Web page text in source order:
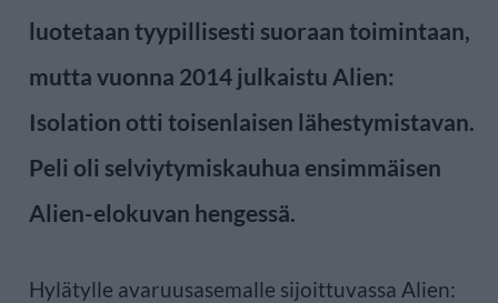
luotetaan tyypillisesti suoraan toimintaan,
mutta vuonna 2014 julkaistu Alien:
Isolation otti toisenlaisen lähestymistavan.
Peli oli selviytymiskauhua ensimmäisen
Alien-elokuvan hengessä.
Hylätylle avaruusasemalle sijoittuvassa Alien: